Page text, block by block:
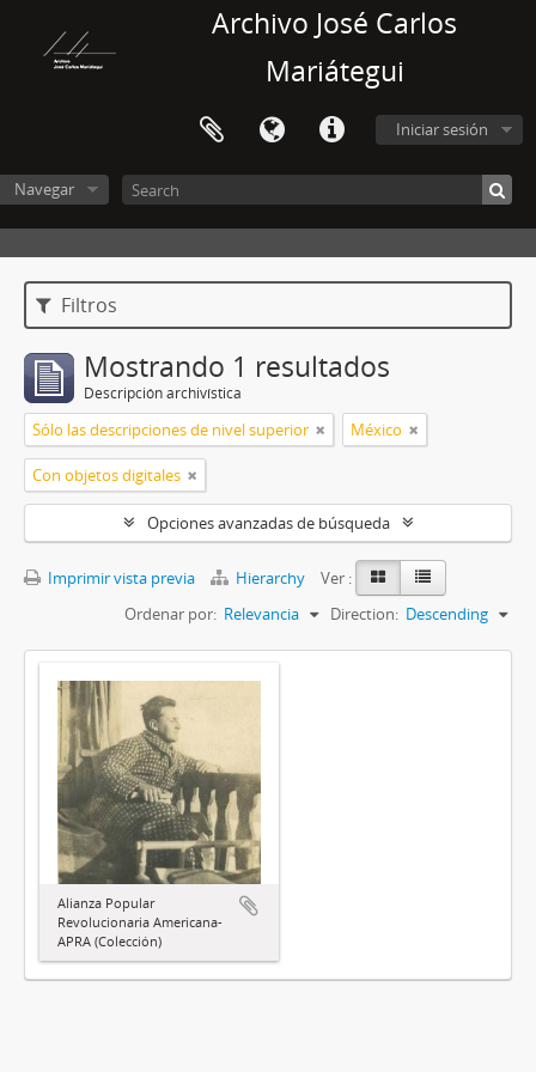
Archivo José Carlos
Mariátegui
Iniciar sesión
Navegar
Filtros
Mostrando 1 resultados
Descripción archivística
Sólo las descripciones de nivel superior México
Con objetos digitales
Opciones avanzadas de búsqueda
Imprimir vista previa Hierarchy
Ver :
Ordenar por: Relevancia Direction: Descending
Alianza Popular
Revolucionaria Americana-
APRA (Colección)